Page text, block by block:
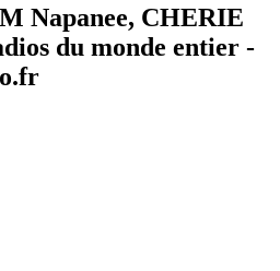
Napanee, CHERIE
du monde entier -